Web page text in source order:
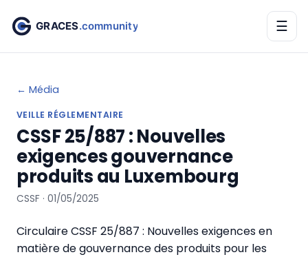
☰
← Média
VEILLE RÉGLEMENTAIRE
CSSF 25/887 : Nouvelles
exigences gouvernance
produits au Luxembourg
CSSF · 01/05/2025
Circulaire CSSF 25/887 : Nouvelles exigences en
matière de gouvernance des produits pour les